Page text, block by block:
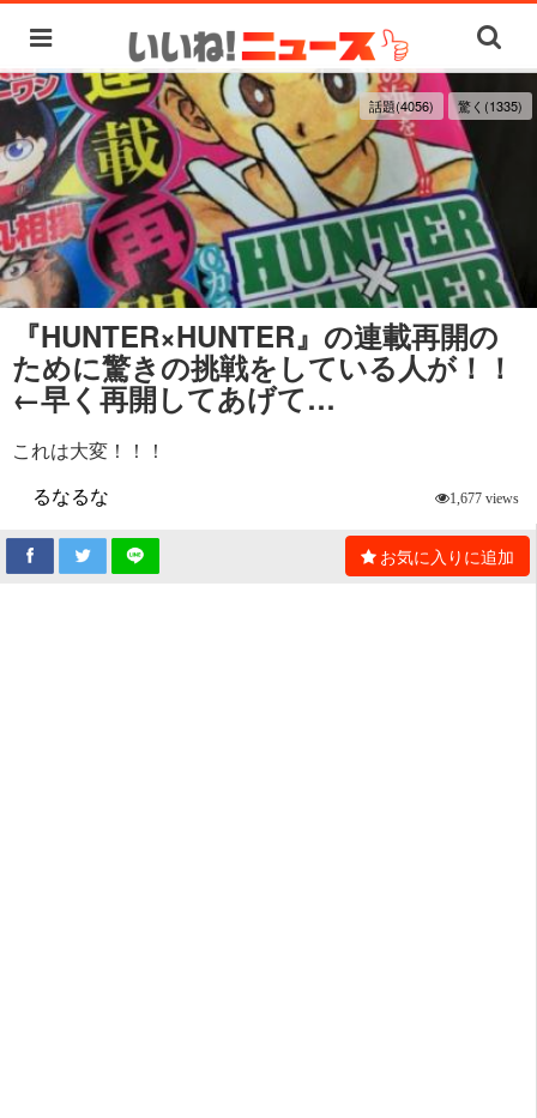
話題(4056) 驚く(1335)
『HUNTER×HUNTER』の連載再開の
ために驚きの挑戦をしている人が！！
←早く再開してあげて…
これは大変！！！
るなるな
1,677 views
お気に入りに追加